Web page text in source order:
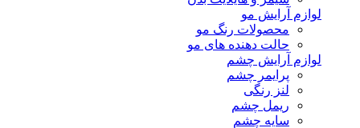
لوازم آرایش مو
محصولات رنگ مو
حالت دهنده های مو
لوازم آرایش چشم
پرایمر چشم
لنز رنگی
ریمل چشم
سایه چشم